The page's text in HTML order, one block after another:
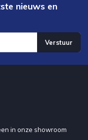
nieuws en
Verstuur
in onze showroom